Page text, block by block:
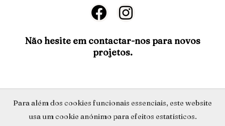
F
a
c
e
o
o
k
I
n
s
t
g
r
a
Não hesite em contactar-nos para novos
projetos.
Política de Privacidade
Para além dos cookies funcionais essenciais, este website
usa um cookie anónimo para efeitos estatísticos.